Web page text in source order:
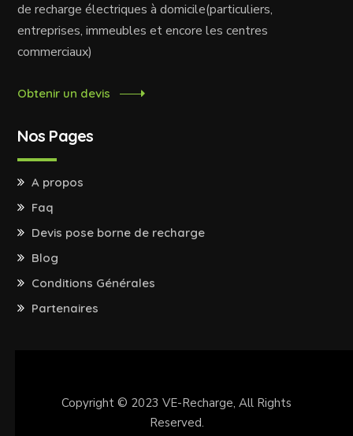
de recharge électriques à domicile(particuliers,
entreprises, immeubles et encore les centres
commerciaux)
Obtenir un devis
Nos Pages
A propos
Faq
Devis pose borne de recharge
Blog
Conditions Générales
Partenaires
Copyright © 2023 VE-Recharge, All Rights
Reserved.